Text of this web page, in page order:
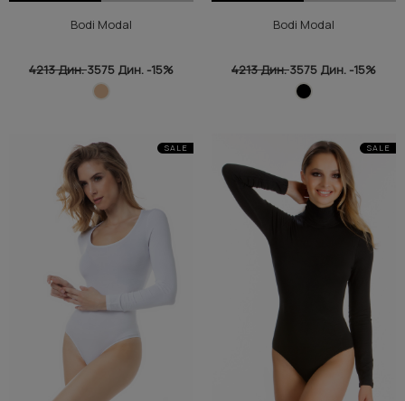
Bodi Modal
4213 Дин.3575 Дин. -15%
Bodi Modal
4213 Дин.3575 Дин. -15%
SALE SALE